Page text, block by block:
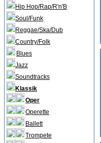
Hip Hop/Rap/R'n'B
Soul/Funk
Reggae/Ska/Dub
Country/Folk
Blues
Jazz
Soundtracks
Klassik
Oper
Operette
Ballett
Trompete